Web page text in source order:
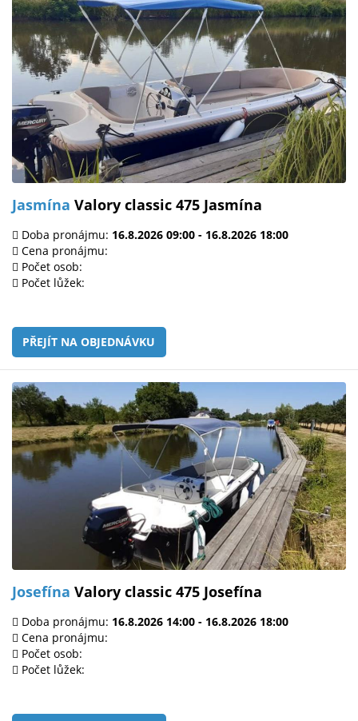
Jasmína Valory classic 475 Jasmína
Doba pronájmu: 16.8.2026 09:00 - 16.8.2026 18:00
Cena pronájmu:
Počet osob:
Počet lůžek:
PŘEJÍT NA OBJEDNÁVKU
Josefína Valory classic 475 Josefína
Doba pronájmu: 16.8.2026 14:00 - 16.8.2026 18:00
Cena pronájmu:
Počet osob:
Počet lůžek: